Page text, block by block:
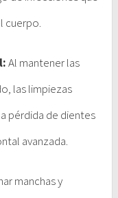
cuerpo.
Al mantener las
las limpiezas
pérdida de dientes
avanzada.
manchas y